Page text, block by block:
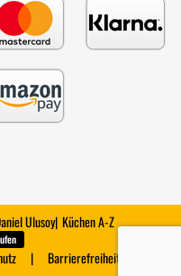
Ulusoy| Küchen A-Z
Barrierefreiheit